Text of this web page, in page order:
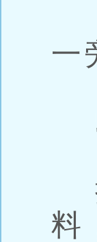
一
料